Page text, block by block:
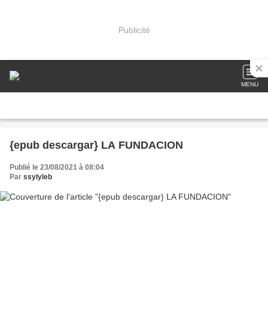
Publicité
MENU
{epub descargar} LA FUNDACION
Publié le 23/08/2021 à 08:04
Par ssylyleb